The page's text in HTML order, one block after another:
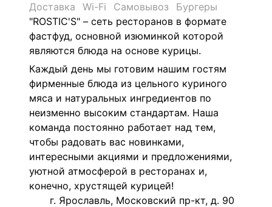
Доставка
Wi-Fi Самовывоз
Бургеры
"ROSTIC'S" – сеть ресторанов в формате
фастфуд, основной изюминкой которой
являются блюда на основе курицы.
Каждый день мы готовим нашим гостям
фирменные блюда из цельного куриного
мяса и натуральных ингредиентов по
неизменно высоким стандартам. Наша
команда постоянно работает над тем,
чтобы радовать вас новинками,
интересными акциями и предложениями,
уютной атмосферой в ресторанах и,
конечно, хрустящей курицей!
г. Ярославль, Московский пр-кт, д. 90